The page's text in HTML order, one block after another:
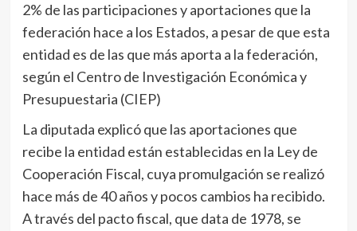
2% de las participaciones y aportaciones que la
federación hace a los Estados, a pesar de que esta
entidad es de las que más aporta a la federación,
según el Centro de Investigación Económica y
Presupuestaria (CIEP)
La diputada explicó que las aportaciones que
recibe la entidad están establecidas en la Ley de
Cooperación Fiscal, cuya promulgación se realizó
hace más de 40 años y pocos cambios ha recibido.
A través del pacto fiscal, que data de 1978, se